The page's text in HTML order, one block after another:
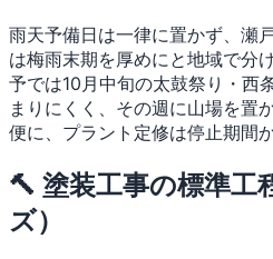
雨天予備日は一律に置かず、瀬
は梅雨末期を厚めにと地域で分
予では10月中旬の太鼓祭り・西
まりにくく、その週に山場を置
便に、プラント定修は停止期間
🔨 塗装工事の標準工
ズ）